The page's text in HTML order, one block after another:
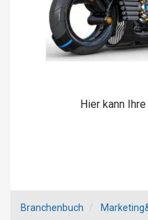
Hier kann
Branchenbuch